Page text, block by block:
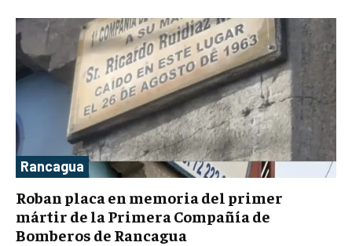
Rancagua
Roban placa en memoria del primer
mártir de la Primera Compañía de
Bomberos de Rancagua